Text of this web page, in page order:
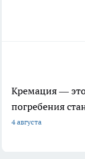
Кремация —
погребения
4 августа